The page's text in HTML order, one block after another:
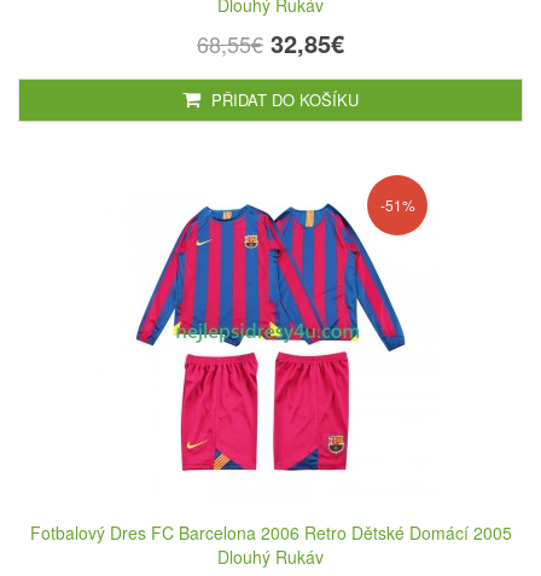
Dlouhý Rukáv
68,55€ 32,85€
PŘIDAT DO KOŠÍKU
-51%
Fotbalový Dres FC Barcelona 2006 Retro Dětské Domácí 2005
Dlouhý Rukáv